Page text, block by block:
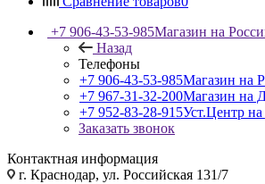
+7 906-43-53-985Магазин на
Назад
Телефоны
+7 906-43-53-985Магазин на
+7 967-31-32-200Магазин на
+7 952-83-28-915Уст.Центр
Заказать звонок
Контактная информация
г. Краснодар, ул. Российская 131/7